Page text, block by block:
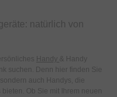
natürlich von
Handy
& Handy
suchen. Denn hier finden Sie
auch Handys, die
Ob Sie mit Ihrem neuen